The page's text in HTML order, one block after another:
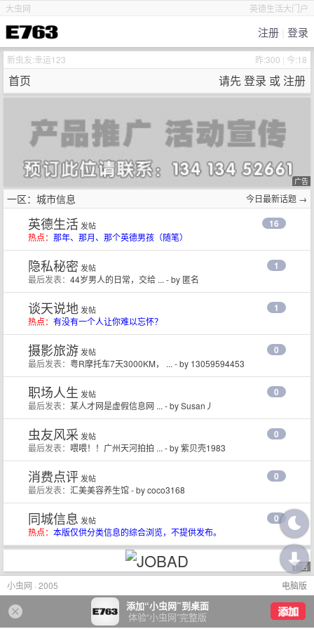
英德生活大门户
大虫网
注册 登录
昨:300 | 今:18
新虫友:幸运123
首页 请先登录 或 注册
广告
今日最新话题 →
一区：城市信息
英德生活发帖 16
热点： 那年、那月、那个英德男孩（随笔）
隐私秘密 发帖 1
最后发表： 44岁男人的日常，交给 ... - by 匿名
谈天说地发帖 1
热点： 有没有一个人让你难以忘怀？
摄影旅游发帖 0
最后发表： 粤R摩托车7天3000KM， ... - by 13059594453
职场人生 发帖 0
最后发表： 某人才网是虚假信息网 ... - bySusan丿
虫友风采发帖 0
最后发表： 喂喂！！广州天河拍拍 ... - by紫贝壳1983
消费点评发帖 0
最后发表： 汇美美容养生馆- bycoco3168
同城信息 发帖 0
热点： 本版仅供分类信息的综合浏览，不提供发布。
广告
电脑版
小虫网 · 2005
添加“小虫网”到桌面
体验“小虫网”完整版